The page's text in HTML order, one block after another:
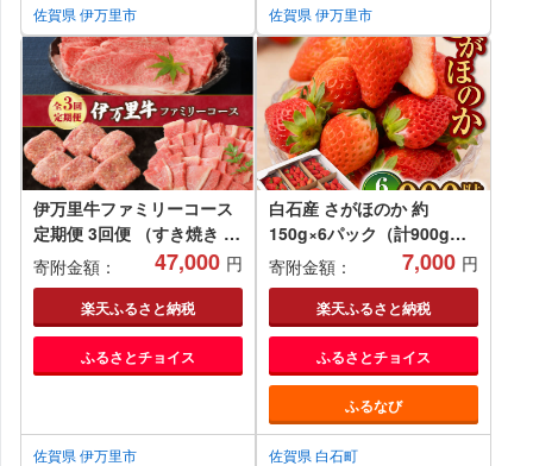
佐賀県 伊万里市 佐賀県 伊万里市
伊万里牛ファミリーコース
定期便 3回便 （すき焼き し
ゃぶしゃぶ ハンバーグ 焼
肉） 999-J602
寄附金額： 47,000 円
楽天ふるさと納税
ふるさとチョイス
佐賀県 伊万里市
白石産 さがほのか 約
150g×6パック（計900g以
上）
寄附金額： 7,000 円
楽天ふるさと納税
ふるさとチョイス
ふるなび
佐賀県 白石町